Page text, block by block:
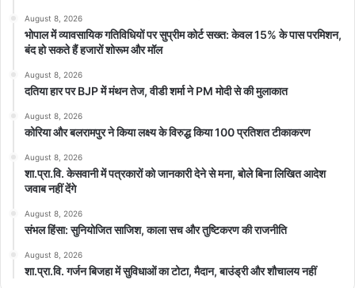
August 8, 2026
भोपाल में व्यावसायिक गतिविधियों पर सुप्रीम कोर्ट सख्त: केवल 15% के पास परमिशन,
बंद हो सकते हैं हजारों शोरूम और मॉल
August 8, 2026
दतिया हार पर BJP में मंथन तेज, वीडी शर्मा ने PM मोदी से की मुलाकात
August 8, 2026
कोरिया और बलरामपुर ने किया लक्ष्य के विरुद्ध किया 100 प्रतिशत टीकाकरण
August 8, 2026
शा.प्रा.वि. केसवानी में पत्रकारों को जानकारी देने से मना, बोले बिना लिखित आदेश
जवाब नहीं देंगे
August 8, 2026
संभल हिंसा: सुनियोजित साजिश, काला सच और तुष्टिकरण की राजनीति
August 8, 2026
शा.प्रा.वि. गर्जन बिजहा में सुविधाओं का टोटा, मैदान, बाउंड्री और शौचालय नहीं